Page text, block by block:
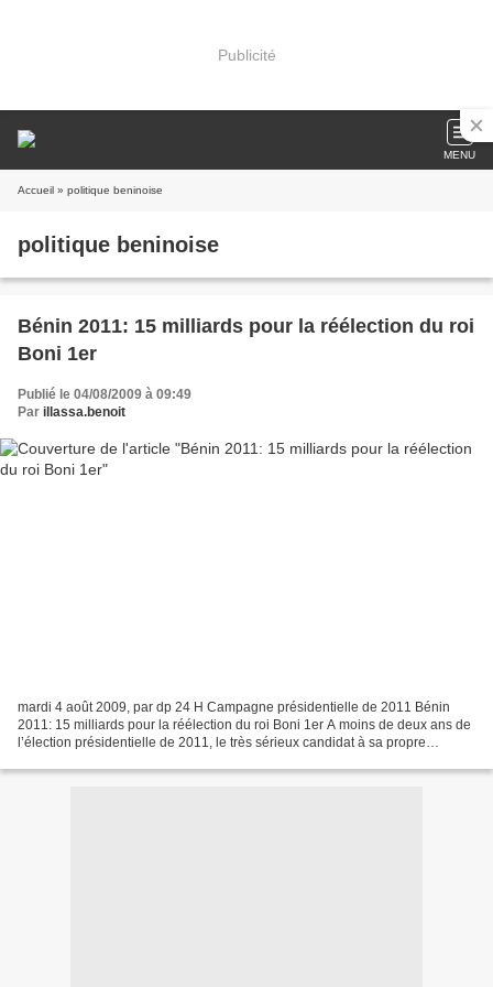
Publicité
MENU
Accueil » politique beninoise
politique beninoise
Bénin 2011: 15 milliards pour la réélection du roi
Boni 1er
Publié le 04/08/2009 à 09:49
Par illassa.benoit
mardi 4 août 2009, par dp 24 H Campagne présidentielle de 2011 Bénin
2011: 15 milliards pour la réélection du roi Boni 1er A moins de deux ans de
l’élection présidentielle de 2011, le très sérieux candidat à sa propre